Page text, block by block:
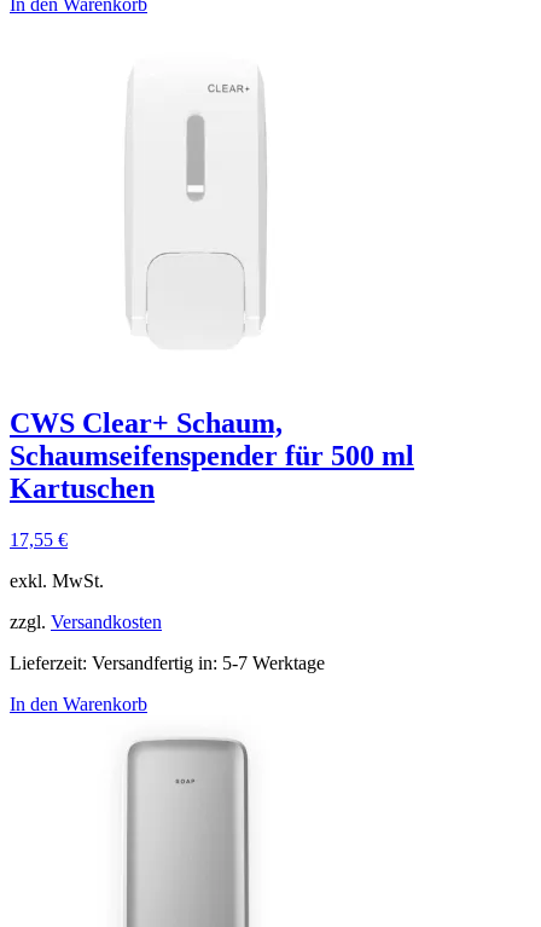
CWS Clear+ Schaum,
Schaumseifenspender für 500 ml
Kartuschen
17,55 €
exkl. MwSt.
zzgl. Versandkosten
Lieferzeit: Versandfertig in: 5-7 Werktage
In den Warenkorb